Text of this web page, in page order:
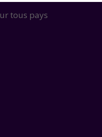
tous pays